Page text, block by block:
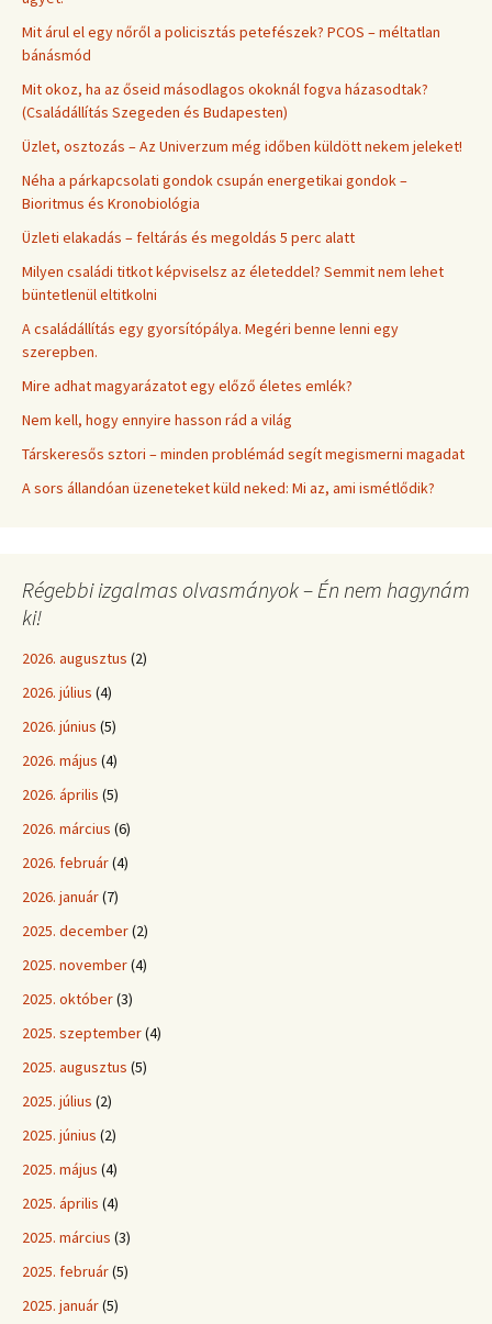
Mit árul el egy nőről a policisztás petefészek? PCOS – méltatlan
bánásmód
Mit okoz, ha az őseid másodlagos okoknál fogva házasodtak?
(Családállítás Szegeden és Budapesten)
Üzlet, osztozás – Az Univerzum még időben küldött nekem jeleket!
Néha a párkapcsolati gondok csupán energetikai gondok –
Bioritmus és Kronobiológia
Üzleti elakadás – feltárás és megoldás 5 perc alatt
Milyen családi titkot képviselsz az életeddel? Semmit nem lehet
büntetlenül eltitkolni
A családállítás egy gyorsítópálya. Megéri benne lenni egy
szerepben.
Mire adhat magyarázatot egy előző életes emlék?
Nem kell, hogy ennyire hasson rád a világ
Társkeresős sztori – minden problémád segít megismerni magadat
A sors állandóan üzeneteket küld neked: Mi az, ami ismétlődik?
Régebbi izgalmas olvasmányok – Én nem hagynám
ki!
2026. augusztus (2)
2026. július (4)
2026. június (5)
2026. május (4)
2026. április (5)
2026. március (6)
2026. február(4)
2026. január(7)
2025. december(2)
2025. november(4)
2025. október(3)
2025. szeptember(4)
2025. augusztus (5)
2025. július (2)
2025. június (2)
2025. május (4)
2025. április (4)
2025. március (3)
2025. február(5)
2025. január(5)